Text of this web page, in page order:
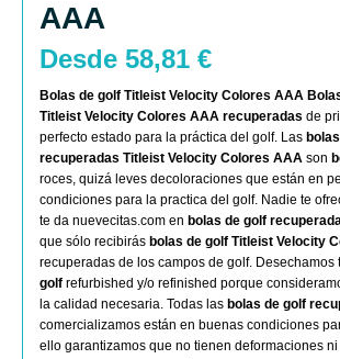
AAA
Desde 58,81 €
Bolas de golf Titleist Velocity Colores AAA
Titleist Velocity Colores AAA recuperadas de
perfecto estado para la práctica del golf. Las
recuperadas Titleist Velocity Colores AAA son
roces, quizá leves decoloraciones que están en
condiciones para la practica del golf. Nadie te
te da nuevecitas.com en bolas de golf
que sólo recibirás bolas de golf Titleist Velocity
recuperadas de los campos de golf. Desechamos
golf refurbished y/o refinished porque
la calidad necesaria. Todas las bolas de golf
comercializamos están en buenas condiciones
ello garantizamos que no tienen deformaciones ni